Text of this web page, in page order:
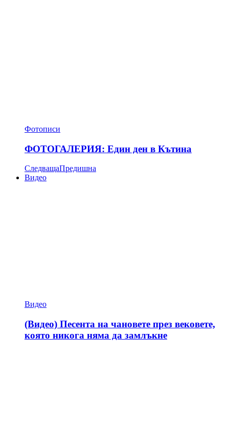
Фотописи
ФОТОГАЛЕРИЯ: Един ден в Кътина
СледващаПредишна
Видео
Видео
(Видео) Песента на чановете през вековете,
която никога няма да замлъкне